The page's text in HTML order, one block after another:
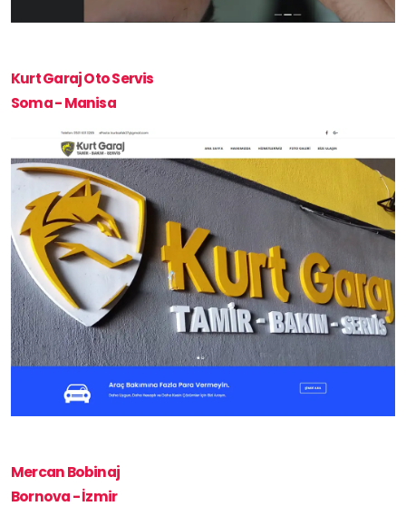
Kurt Garaj Oto Servis
Soma - Manisa
Mercan Bobinaj
Bornova - İzmir